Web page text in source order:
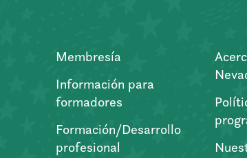
Membresía
Información para
formadores
Formación/Desarrollo
profesional